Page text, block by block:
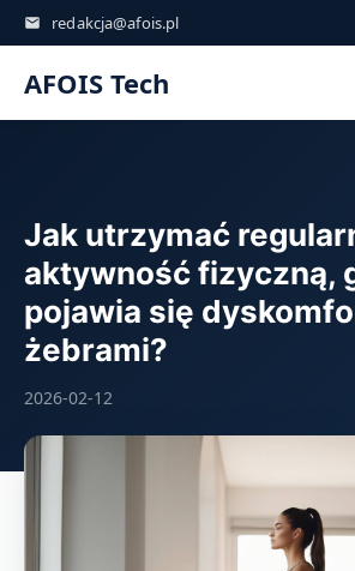
redakcja@afois.pl
AFOIS Tech
Jak utrzymać
aktywność fizyczną,
pojawia się
żebrami?
2026-02-12